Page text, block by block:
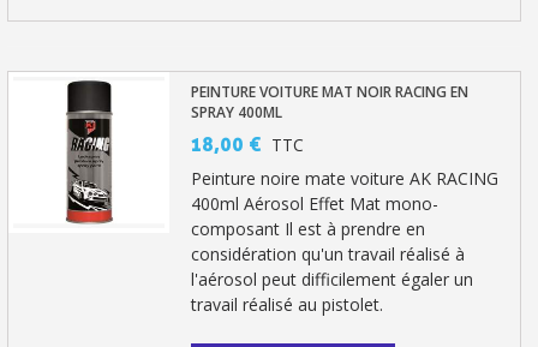
PEINTURE VOITURE MAT NOIR RACING EN
SPRAY 400ML
18,00 € TTC
Peinture noire mate voiture AK RACING
400ml Aérosol Effet Mat mono-
composant Il est à prendre en
considération qu'un travail réalisé à
l'aérosol peut difficilement égaler un
travail réalisé au pistolet.